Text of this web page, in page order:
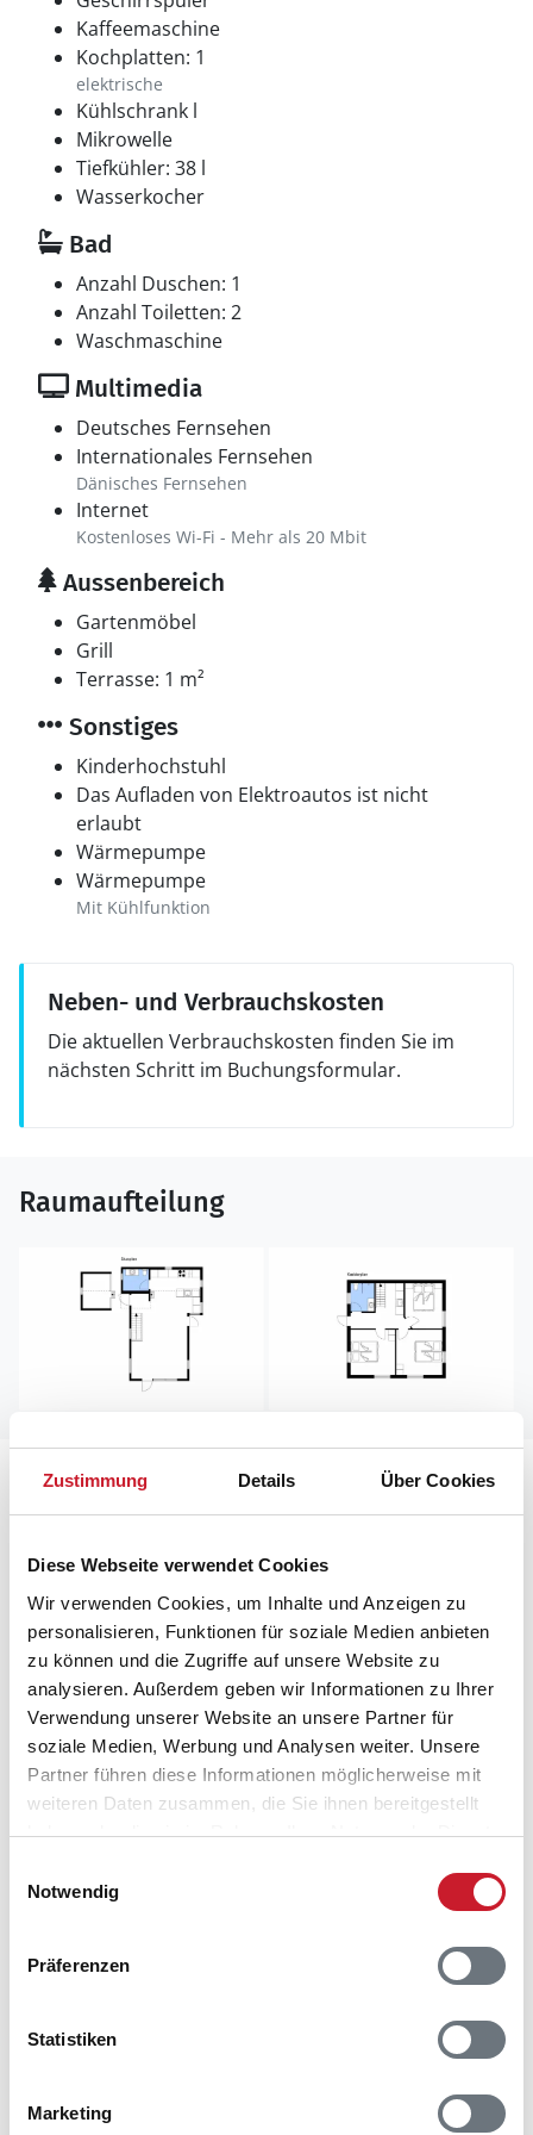
Zustimmung Details Über Cookies
Diese Webseite verwendet Cookies
Wir verwenden Cookies, um Inhalte und Anzeigen zu
personalisieren, Funktionen für soziale Medien anbieten
zu können und die Zugriffe auf unsere Website zu
analysieren. Außerdem geben wir Informationen zu Ihrer
Verwendung unserer Website an unsere Partner für
soziale Medien, Werbung und Analysen weiter. Unsere
Partner führen diese Informationen möglicherweise mit
weiteren Daten zusammen, die Sie ihnen bereitgestellt
haben oder die sie im Rahmen Ihrer Nutzung der Dienste
Notwendig
Präferenzen
Statistiken
Marketing
Kaffeemaschine
Kochplatten: 1
elektrische
Kühlschrank l
Mikrowelle
Tiefkühler: 38 l
Wasserkocher
Bad
Anzahl Duschen: 1
Anzahl Toiletten: 2
Waschmaschine
Multimedia
Deutsches Fernsehen
Internationales Fernsehen
Dänisches Fernsehen
Internet
Kostenloses Wi-Fi - Mehr als 20 Mbit
Aussenbereich
Gartenmöbel
Grill
Terrasse: 1 m²
Sonstiges
Kinderhochstuhl
Das Aufladen von Elektroautos ist nicht
erlaubt
Wärmepumpe
Wärmepumpe
Mit Kühlfunktion
Neben- und Verbrauchskosten
Die aktuellen Verbrauchskosten finden Sie im
nächsten Schritt im Buchungsformular.
Raumaufteilung
Lageplan
Ferienhaus BV316
Øvre Bulbjergvej 6
Sjelborg
6710 Esbjerg V